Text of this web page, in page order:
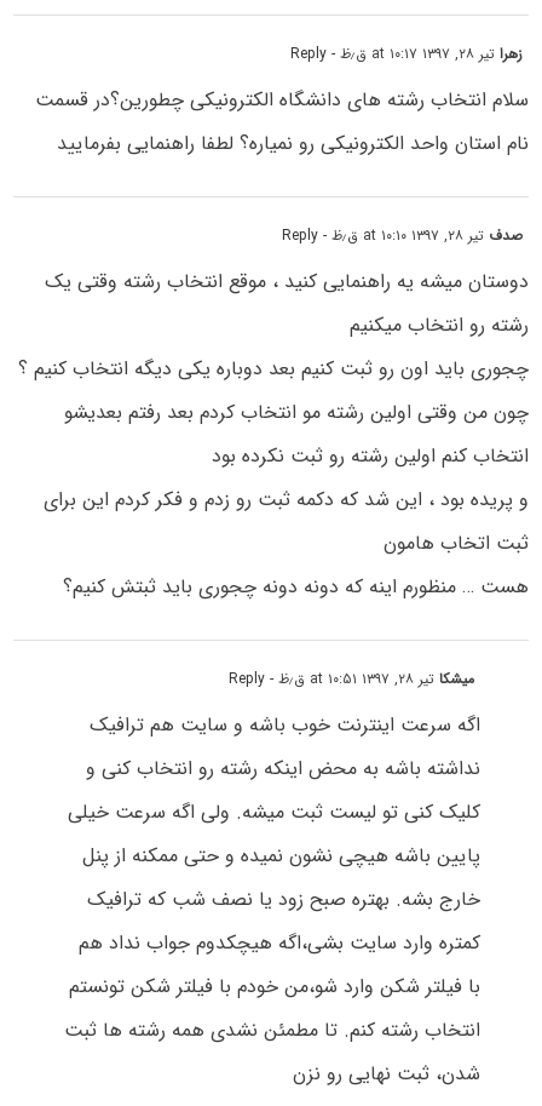
زهراتیر ۲۸, ۱۳۹۷ at ۱۰:۱۷ ق٫ظ - Reply
سلام انتخاب رشته های دانشگاه الکترونیکی چطورین؟در قسمت
نام استان واحد الکترونیکی رو نمیاره؟ لطفا راهنمایی بفرمایید
صدف تیر ۲۸, ۱۳۹۷ at ۱۰:۱۰ ق٫ظ - Reply
دوستان میشه یه راهنمایی کنید ، موقع انتخاب رشته وقتی یک
رشته رو انتخاب میکنیم
چجوری باید اون رو ثبت کنیم بعد دوباره یکی دیگه انتخاب کنیم ؟
چون من وقتی اولین رشته مو انتخاب کردم بعد رفتم بعدیشو
انتخاب کنم اولین رشته رو ثبت نکرده بود
و پریده بود ، این شد که دکمه ثبت رو زدم و فکر کردم این برای
ثبت اتخاب هامون
هست … منظورم اینه که دونه دونه چجوری باید ثبتش کنیم؟
میشکاتیر ۲۸, ۱۳۹۷ at ۱۰:۵۱ ق٫ظ - Reply
اگه سرعت اینترنت خوب باشه و سایت هم ترافیک
نداشته باشه به محض اینکه رشته رو انتخاب کنی و
کلیک کنی تو لیست ثبت میشه. ولی اگه سرعت خیلی
پایین باشه هیچی نشون نمیده و حتی ممکنه از پنل
خارج بشه. بهتره صبح زود یا نصف شب که ترافیک
کمتره وارد سایت بشی،اگه هیچکدوم جواب نداد هم
با فیلتر شکن وارد شو،من خودم با فیلتر شکن تونستم
انتخاب رشته کنم. تا مطمئن نشدی همه رشته ها ثبت
شدن، ثبت نهایی رو نزن